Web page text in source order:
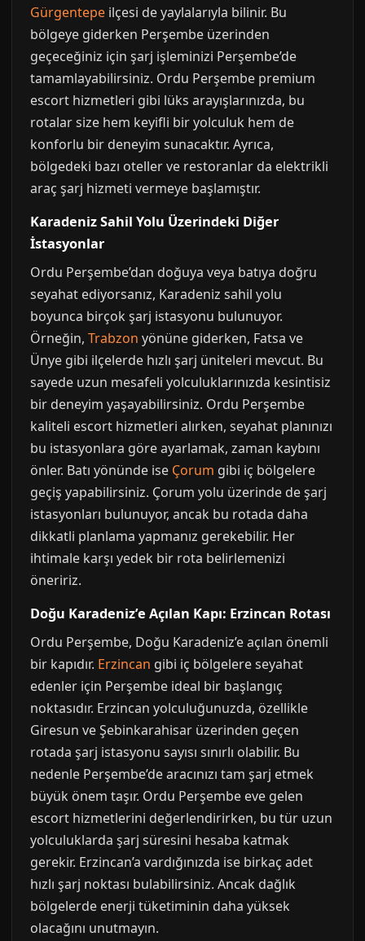
Gürgentepe ilçesi de yaylalarıyla bilinir. Bu
bölgeye giderken Perşembe üzerinden
geçeceğiniz için şarj işleminizi Perşembe’de
tamamlayabilirsiniz. Ordu Perşembe premium
escort hizmetleri gibi lüks arayışlarınızda, bu
rotalar size hem keyifli bir yolculuk hem de
konforlu bir deneyim sunacaktır. Ayrıca,
bölgedeki bazı oteller ve restoranlar da elektrikli
araç şarj hizmeti vermeye başlamıştır.
Karadeniz Sahil Yolu Üzerindeki Diğer
İstasyonlar
Ordu Perşembe’dan doğuya veya batıya doğru
seyahat ediyorsanız, Karadeniz sahil yolu
boyunca birçok şarj istasyonu bulunuyor.
Örneğin, Trabzon yönüne giderken, Fatsa ve
Ünye gibi ilçelerde hızlı şarj üniteleri mevcut. Bu
sayede uzun mesafeli yolculuklarınızda kesintisiz
bir deneyim yaşayabilirsiniz. Ordu Perşembe
kaliteli escort hizmetleri alırken, seyahat planınızı
bu istasyonlara göre ayarlamak, zaman kaybını
önler. Batı yönünde ise Çorum gibi iç bölgelere
geçiş yapabilirsiniz. Çorum yolu üzerinde de şarj
istasyonları bulunuyor, ancak bu rotada daha
dikkatli planlama yapmanız gerekebilir. Her
ihtimale karşı yedek bir rota belirlemenizi
öneririz.
Doğu Karadeniz’e Açılan Kapı: Erzincan Rotası
Ordu Perşembe, Doğu Karadeniz’e açılan önemli
bir kapıdır. Erzincan gibi iç bölgelere seyahat
edenler için Perşembe ideal bir başlangıç
noktasıdır. Erzincan yolculuğunuzda, özellikle
Giresun ve Şebinkarahisar üzerinden geçen
rotada şarj istasyonu sayısı sınırlı olabilir. Bu
nedenle Perşembe’de aracınızı tam şarj etmek
büyük önem taşır. Ordu Perşembe eve gelen
escort hizmetlerini değerlendirirken, bu tür uzun
yolculuklarda şarj süresini hesaba katmak
gerekir. Erzincan’a vardığınızda ise birkaç adet
hızlı şarj noktası bulabilirsiniz. Ancak dağlık
bölgelerde enerji tüketiminin daha yüksek
olacağını unutmayın.